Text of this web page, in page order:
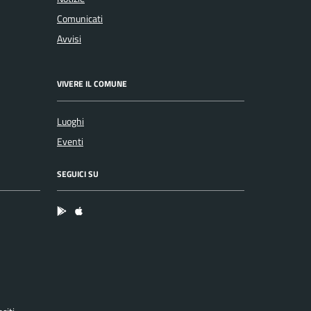
Comunicati
Avvisi
VIVERE IL COMUNE
Luoghi
Eventi
SEGUICI SU
App Android
App IOS